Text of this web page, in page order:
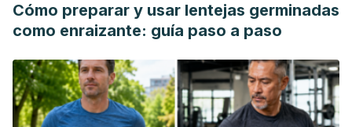
Cómo preparar y usar lentejas germinadas
como enraizante: guía paso a paso